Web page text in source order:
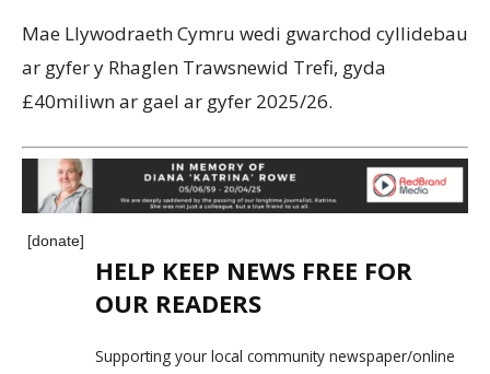
Mae Llywodraeth Cymru wedi gwarchod cyllidebau
ar gyfer y Rhaglen Trawsnewid Trefi, gyda
£40miliwn ar gael ar gyfer 2025/26.
[donate]
HELP KEEP NEWS FREE FOR
OUR READERS
Supporting your local community newspaper/online